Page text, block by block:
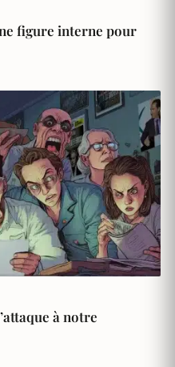
figure interne pour
à notre